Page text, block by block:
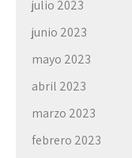
julio 2023
junio 2023
mayo 2023
abril 2023
marzo 2023
febrero 2023